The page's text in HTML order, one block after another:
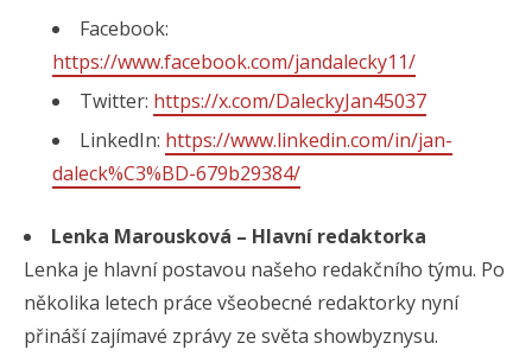
Facebook:
https://www.facebook.com/jandalecky11/
Twitter: https://x.com/DaleckyJan45037
LinkedIn: https://www.linkedin.com/in/jan-
daleck%C3%BD-679b29384/
Lenka Marousková – Hlavní redaktorka
Lenka je hlavní postavou našeho redakčního týmu. Po
několika letech práce všeobecné redaktorky nyní
přináší zajímavé zprávy ze světa showbyznysu.